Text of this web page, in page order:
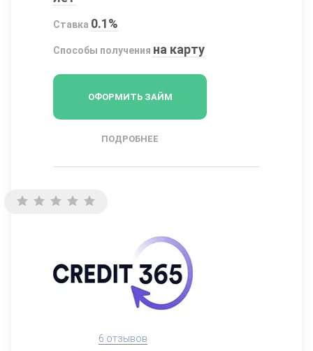
Ставка 0.1%
Способы получения на карту
ОФОРМИТЬ ЗАЙМ
ПОДРОБНЕЕ
6 отзывов